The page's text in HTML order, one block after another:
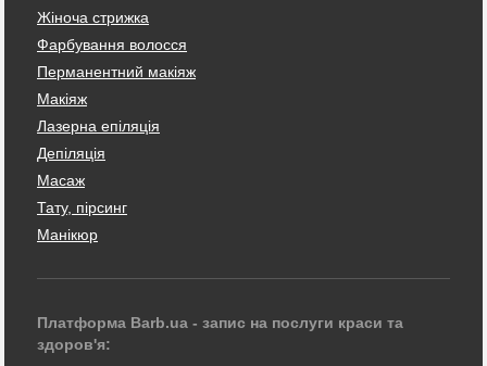
Жіноча стрижка
Фарбування волосся
Перманентний макіяж
Макіяж
Лазерна епіляція
Депіляція
Масаж
Тату, пірсинг
Манікюр
Платформа Barb.ua - запис на послуги краси та
здоров'я: